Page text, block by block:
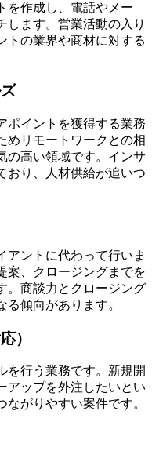
を作成し、電話やメー
します。営業活動の入り
トの業界や商材に対する
ポイントを獲得する業務
めリモートワークとの相
の高い領域です。インサ
おり、人材供給が追いつ
アントに代わって行いま
案、クロージングまでを
。商談力とクロージング
傾向があります。
）
を行う業務です。新規開
アップを外注したいとい
がりやすい案件です。